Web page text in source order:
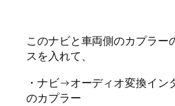
このナビと車両側のカプラー
スを入れて、
・ナビ→オーディオ変換イ
のカプラー